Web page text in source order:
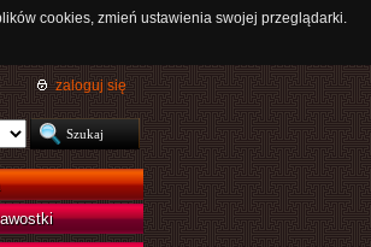
cookies, zmień ustawienia swojej przeglądarki.
zaloguj się